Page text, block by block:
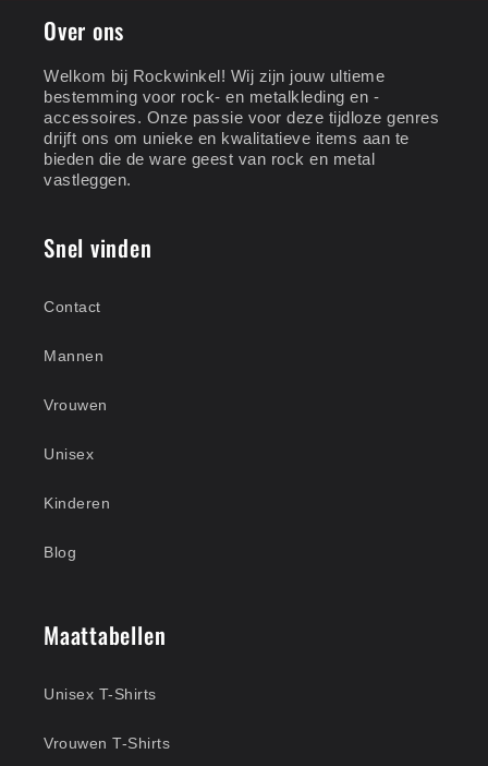
Over ons
Welkom bij Rockwinkel! Wij zijn jouw ultieme
bestemming voor rock- en metalkleding en -
accessoires. Onze passie voor deze tijdloze genres
drijft ons om unieke en kwalitatieve items aan te
bieden die de ware geest van rock en metal
vastleggen.
Snel vinden
Contact
Mannen
Vrouwen
Unisex
Kinderen
Blog
Maattabellen
Unisex T-Shirts
Vrouwen T-Shirts